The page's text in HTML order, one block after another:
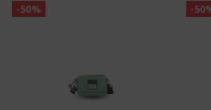
-50% -